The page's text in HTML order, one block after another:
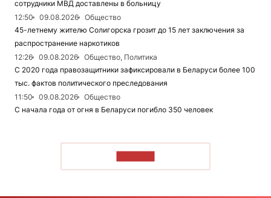
сотрудники МВД доставлены в больницу
12:50
09.08.2026
Общество
45-летнему жителю Солигорска грозит до 15 лет заключения за
распространение наркотиков
12:26
09.08.2026
Общество, Политика
С 2020 года правозащитники зафиксировали в Беларуси более 100
тыс. фактов политического преследования
11:50
09.08.2026
Общество
С начала года от огня в Беларуси погибло 350 человек